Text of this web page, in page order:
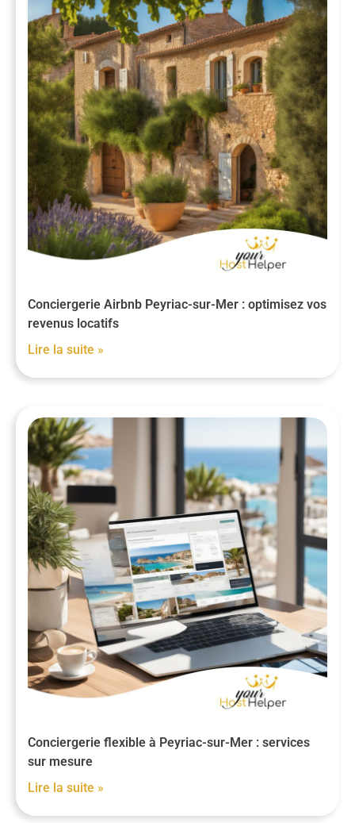
Conciergerie Airbnb Peyriac-sur-Mer : optimisez vos
revenus locatifs
Lire la suite »
Conciergerie flexible à Peyriac-sur-Mer : services
sur mesure
Lire la suite »